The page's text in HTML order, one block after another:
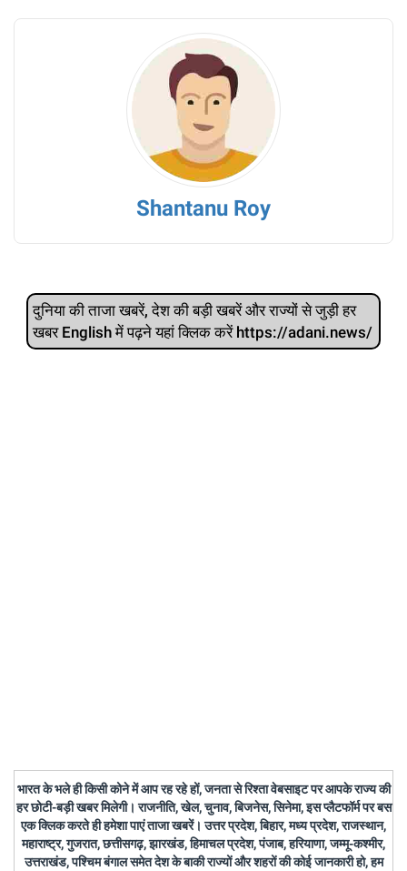
Shantanu Roy
दुनिया की ताजा खबरें, देश की बड़ी खबरें और राज्‍यों से जुड़ी हर
खबर English में पढ़ने यहां क्लिक करें https://adani.news/
भारत के भले ही किसी कोने में आप रह रहे हों, जनता से रिश्ता वेबसाइट पर आपके राज्य की
हर छोटी-बड़ी खबर मिलेगी। राजनीति, खेल, चुनाव, बिजनेस, सिनेमा, इस प्लैटफॉर्म पर बस
एक क्लिक करते ही हमेशा पाएं ताजा खबरें। उत्तर प्रदेश, बिहार, मध्य प्रदेश, राजस्थान,
महाराष्ट्र, गुजरात, छत्तीसगढ़, झारखंड, हिमाचल प्रदेश, पंजाब, हरियाणा, जम्मू-कश्मीर,
उत्तराखंड, पश्चिम बंगाल समेत देश के बाकी राज्यों और शहरों की कोई जानकारी हो, हम